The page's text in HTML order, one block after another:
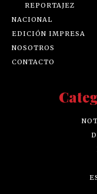
REPORTAJEZ
NACIONAL
EDICIÓN IMPRESA
NOSOTROS
CONTACTO